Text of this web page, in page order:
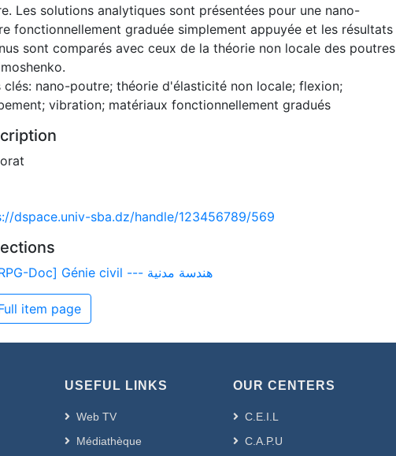
Les solutions analytiques sont présentées pour une nano-
fonctionnellement graduée simplement appuyée et les résultats
sont comparés avec ceux de la théorie non locale des poutres
clés: nano-poutre; théorie d'élasticité non locale; flexion;
vibration; matériaux fonctionnellement gradués
dspace.univ-sba.dz/handle/123456789/569
- [ VRPG-Doc] Génie civil --- هندسة مدنية
item page
USEFUL LINKS
Web TV
Médiathèque
OUR CENTERS
C.E.I.L
C.A.P.U